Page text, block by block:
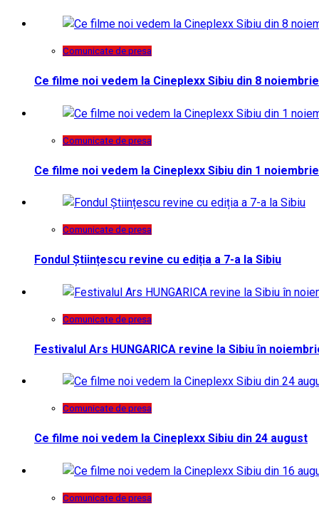
Comunicate de presa
Ce filme noi vedem la Cineplexx Sibiu din 8 noiembrie
Comunicate de presa
Ce filme noi vedem la Cineplexx Sibiu din 1 noiembrie
Comunicate de presa
Fondul Științescu revine cu ediția a 7-a la Sibiu
Comunicate de presa
Festivalul Ars HUNGARICA revine la Sibiu în
Comunicate de presa
Ce filme noi vedem la Cineplexx Sibiu din 24 august
Comunicate de presa